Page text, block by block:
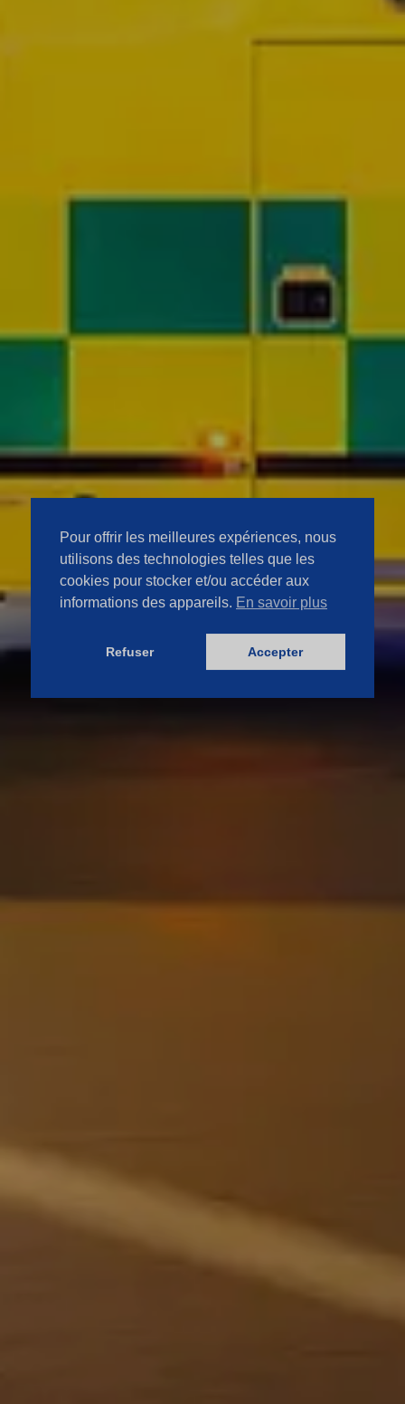
Pour offrir les meilleures expériences, nous
utilisons des technologies telles que les
cookies pour stocker et/ou accéder aux
informations des appareils. En savoir plus
Refuser Accepter